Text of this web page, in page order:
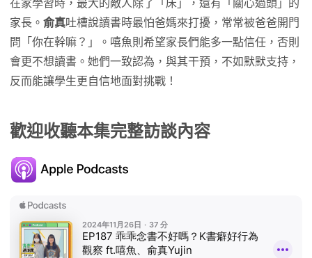
在家學習時，最大的敵人除了「床」，還有「關心過頭」的
家長。 俞真吐槽說讀書時最怕爸媽來打擾，常常被爸爸開門
問「你在幹嘛？」。嘻魚則希望家長們能多一點信任，否則
會更不想讀書。她們一致認為，與其干預，不如默默支持，
反而能讓學生更自信地面對挑戰！
歡迎收聽本集完整訪談內容